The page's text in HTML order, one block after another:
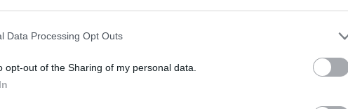
Data Processing Opt Outs
opt-out of the Sharing of my personal data.
o konieczności opłacenia cła, dopłaty niewielkiej kwoty do przesyłki lub
rzekomo nie w całości podanego, adresu.